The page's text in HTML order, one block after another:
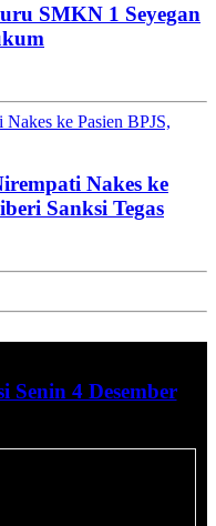
SMKN 1 Seyegan
ke Pasien BPJS,
Nakes ke
Sanksi Tegas
Senin 4 Desember